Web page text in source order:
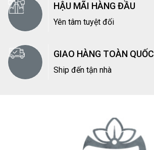
HẬU MÃI HÀNG ĐẦU
Yên tâm tuyệt đối
GIAO HÀNG TOÀN QUỐC
Ship đến tận nhà